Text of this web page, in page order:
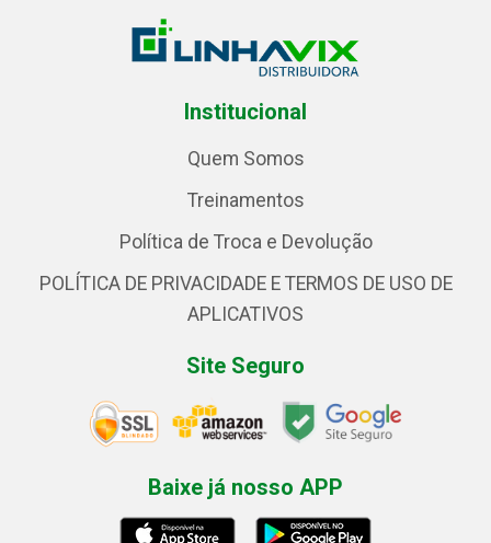
Institucional
Quem Somos
Treinamentos
Política de Troca e Devolução
POLÍTICA DE PRIVACIDADE E TERMOS DE USO DE
APLICATIVOS
Site Seguro
Baixe já nosso APP